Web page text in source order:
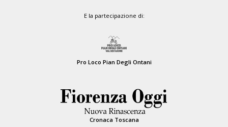
E la partecipazione di:
Pro Loco Pian Degli Ontani
Cronaca Toscana